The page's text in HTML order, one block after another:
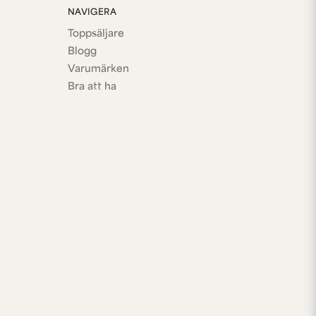
NAVIGERA
Toppsäljare
Blogg
Varumärken
Bra att ha